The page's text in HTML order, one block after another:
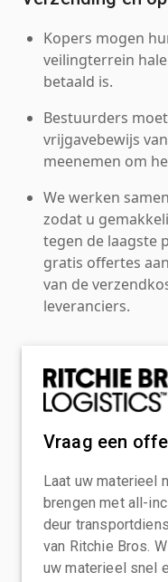
Kopers mogen
veilingterrein
betaald is.
Bestuurders
vrijgavebewijs
meenemen om
We werken
zodat u
tegen de laagste
gratis offertes
van de
leveranciers.
Vraag een
Laat uw materieel
brengen met all-
deur
van Ritchie Bros.
uw materieel snel